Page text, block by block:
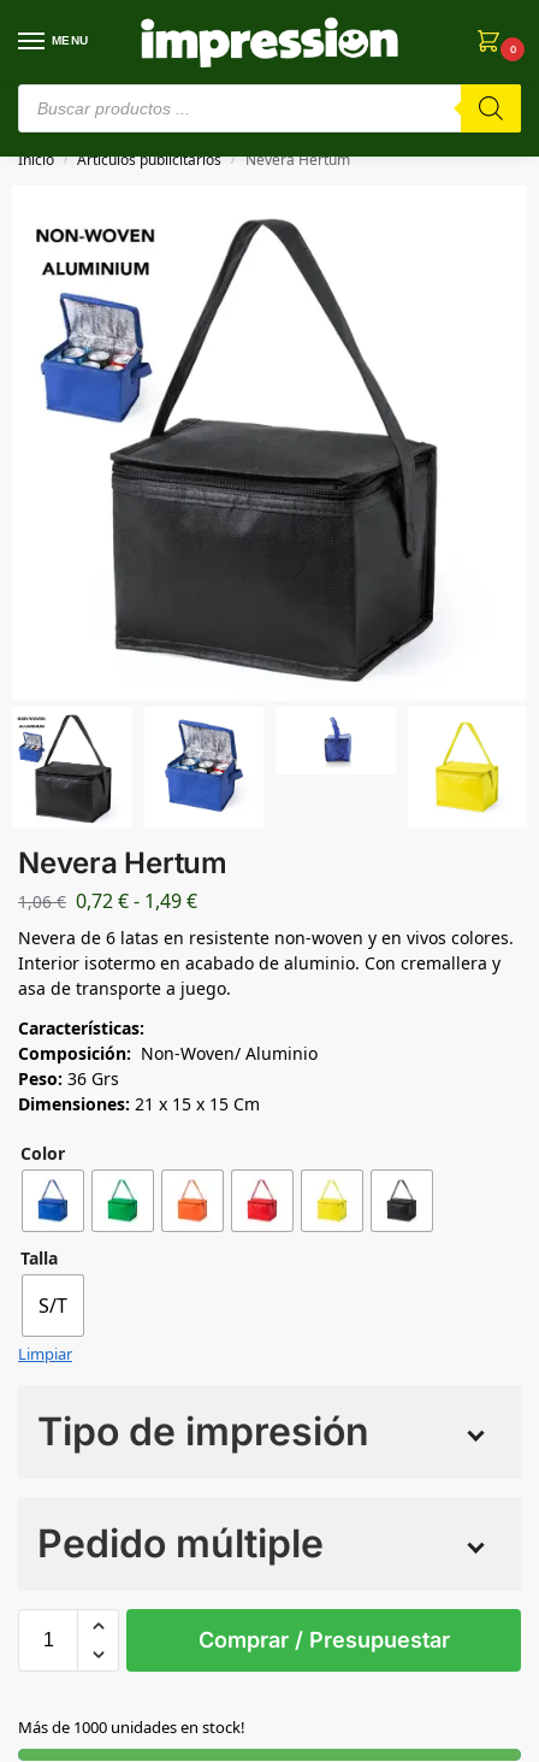
MENU
0
⚠️ Estamos en pruebas. Si algo falla, ¡Perdón!⚠️
Inicio / Artículos publicitarios / Nevera Hertum
Nevera Hertum
1,06€ 0,72€- 1,49€
Nevera de 6 latas en resistente non-woven y en vivos colores.
Interior isotermo en acabado de aluminio. Con cremallera y
asa de transporte a juego.
Características:
Composición: Non-Woven/ Aluminio
Peso: 36 Grs
Dimensiones: 21 x 15 x 15 Cm
Color
Talla
S/T
Limpiar
Tipo de impresión
Pedido múltiple
S/T
AZUL
Comprar / Presupuestar
Más de 1000 unidades en stock!